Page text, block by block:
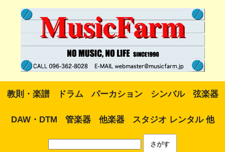
教則・楽譜 ドラム パーカション シンバル 弦楽器
DAW・DTM 管楽器 他楽器 スタジオ レンタル 他